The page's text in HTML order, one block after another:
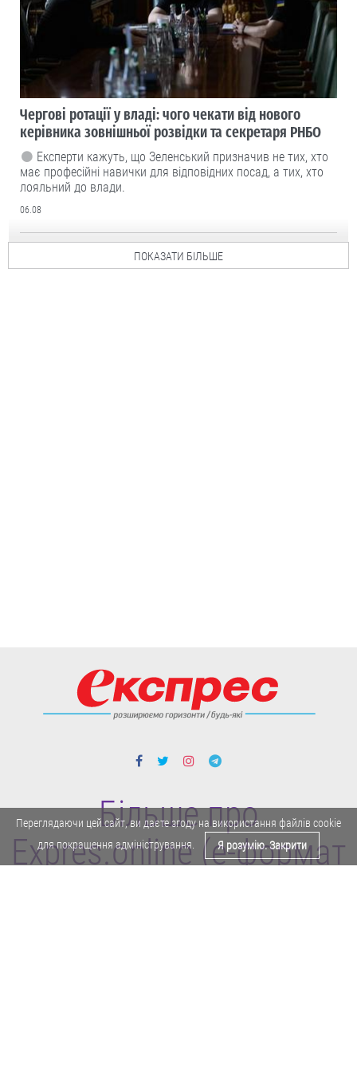
Чергові ротації у владі: чого чекати від нового
керівника зовнішньої розвідки та секретаря РНБО
Експерти кажуть, що Зеленський призначив не тих, хто
має професійні навички для відповідних посад, а тих, хто
лояльний до влади.
06.08
ПОКАЗАТИ БІЛЬШЕ
Більше про
Expres.online (e-формат
Переглядаючи цей сайт, ви даєте згоду на використання файлів cookie
для покращення адміністрування.
Я розумію. Закрити